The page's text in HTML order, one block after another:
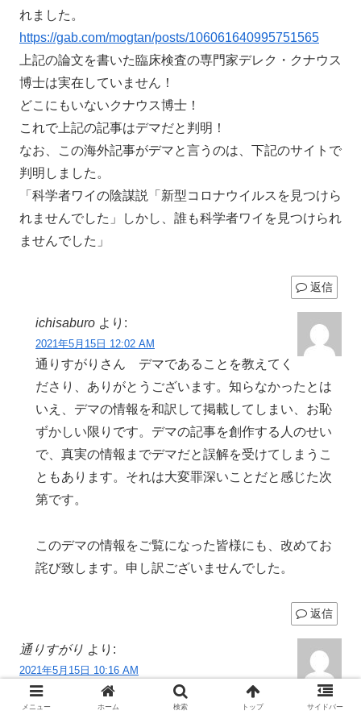
れました。
https://gab.com/mogtan/posts/106061640995751565
上記の論文を書いた臨床検査の専門家デレク・クナウス
博士は実在していません！
どこにもいないクナウス博士！
これで上記の記事はデマだと判明！
なお、この海外記事がデマと言うのは、下記のサイトで
判明しました。
「科学者ワイの陰謀説「新型コロナウイルスを見つけら
れませんでした」しかし、誰も科学者ワイを見つけられ
ませんでした」
返信
ichisaburo より:
2021年5月15日 12:02 AM
通りすがりさん デマであることを教えてく
ださり、ありがとうございます。知らなかったとは
いえ、デマの情報を和訳して掲載してしまい、お恥
ずかしい限りです。デマの記事を創作する人のせい
で、真実の情報までデマだと誤解を受けてしまうこ
ともあります。それは大変罪深いことだと感じた次
第です。
このデマの情報をご覧になった皆様にも、改めてお
詫び致します。申し訳ございませんでした。
返信
通りすがり より:
2021年5月15日 10:16 AM
こんにちは。上の投稿をした者です。
もう、何が真実か分かりませんよね。「コロナは茶番」
メニュー ホーム 検索 トップ サイドバー